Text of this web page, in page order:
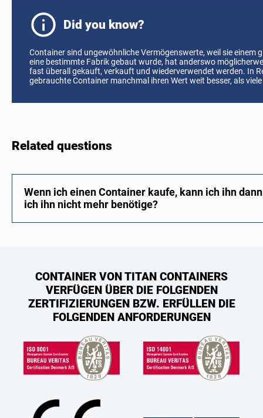
Did you know?
Container sind ungewöhnliche Vermögenswerte, weil sie einem
eine bestimmte Fabrik gebaut wurde, hat anderswo
fast überall gekauft, verkauft und wiederverwendet werden. In
gebrauchte Container manchmal ihren Wert weit besser, als
Related questions
Wenn ich einen Container kaufe, kann ich ihn
ich ihn nicht mehr benötige?
CONTAINER VON TITAN CONTAINERS
VERFÜGEN ÜBER DIE FOLGENDEN
ZERTIFIZIERUNGEN BZW. ERFÜLLEN DIE
FOLGENDEN ANFORDERUNGEN